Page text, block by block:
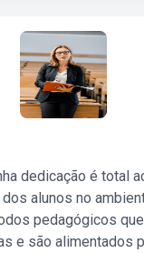
dedicação é total
alunos no
pedagógicos
e são alimentados